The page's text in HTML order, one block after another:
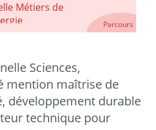
des
Métiers de
Parcours
Sciences,
mention maîtrise de
développement durable
technique pour